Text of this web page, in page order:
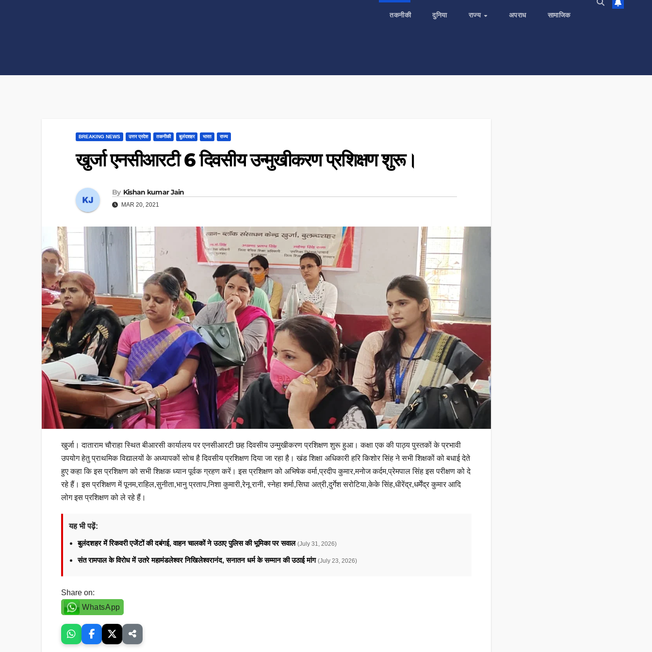
तकनीकी दुनिया राज्य अपराध सामाजिक
BREAKING NEWS उत्तर प्रदेश तकनीकी बुलंदशहर भारत राज्य
खुर्जा एनसीआरटी 6 दिवसीय उन्मुखीकरण प्रशिक्षण शुरू।
By Kishan kumar Jain
MAR 20, 2021
खुर्जा। दाताराम चौराहा स्थित बीआरसी कार्यालय पर एनसीआरटी छह दिवसीय उन्मुखीकरण प्रशिक्षण शुरू हुआ। कक्षा एक की पाठ्य पुस्तकों के प्रभावी
उपयोग हेतु प्राथमिक विद्यालयों के अध्यापकों सोच है दिवसीय प्रशिक्षण दिया जा रहा है। खंड शिक्षा अधिकारी हरि किशोर सिंह ने सभी शिक्षकों को बधाई देते
हुए कहा कि इस प्रशिक्षण को सभी शिक्षक ध्यान पूर्वक ग्रहण करें। इस प्रशिक्षण को अभिषेक वर्मा,प्रदीप कुमार,मनोज कर्दम,प्रेमपाल सिंह इस परीक्षण को दे
रहे हैं। इस प्रशिक्षण में पूनम,राहिल,सुनीता,भानु प्रताप,निशा कुमारी,रेनू रानी, स्नेहा शर्मा,सिघा अत्री,दुर्गेश सरोटिया,केके सिंह,धीरेंद्र,धर्मेंद्र कुमार आदि
लोग इस प्रशिक्षण को ले रहे हैं।
यह भी पढ़ें:
बुलंदशहर में रिकवरी एजेंटों की दबंगई, वाहन चालकों ने उठाए पुलिस की भूमिका पर सवाल (July 31, 2026)
संत रामपाल के विरोध में उतरे महामंडलेश्वर निखिलेश्वरानंद, सनातन धर्म के सम्मान की उठाई मांग (July 23, 2026)
Share on:
WhatsApp